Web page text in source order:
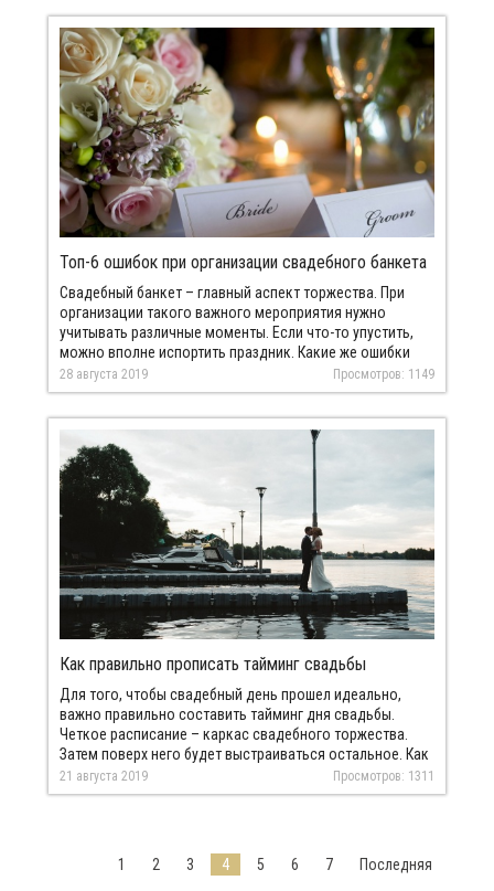
Топ-6 ошибок при организации свадебного банкета
Свадебный банкет – главный аспект торжества. При
организации такого важного мероприятия нужно
учитывать различные моменты. Если что-то упустить,
можно вполне испортить праздник. Какие же ошибки
возможны.
28 августа 2019 Просмотров: 1149
Как правильно прописать тайминг свадьбы
Для того, чтобы свадебный день прошел идеально,
важно правильно составить тайминг дня свадьбы.
Четкое расписание – каркас свадебного торжества.
Затем поверх него будет выстраиваться остальное. Как
сделать так, чтобы на каждый этап было заложено
верное время?
21 августа 2019 Просмотров: 1311
1 2 3 4 5 6 7 Последняя